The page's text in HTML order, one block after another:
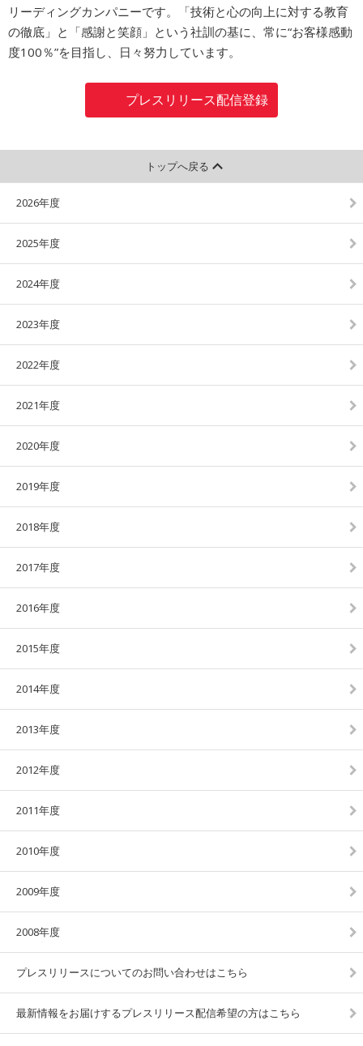
リーディングカンパニーです。「技術と心の向上に対する教育
の徹底」と「感謝と笑顔」という社訓の基に、常に“お客様感動
度100％”を目指し、日々努力しています。
プレスリリース配信登録
トップへ戻る
2026年度
2025年度
2024年度
2023年度
2022年度
2021年度
2020年度
2019年度
2018年度
2017年度
2016年度
2015年度
2014年度
2013年度
2012年度
2011年度
2010年度
2009年度
2008年度
プレスリリースについてのお問い合わせはこちら
最新情報をお届けするプレスリリース配信希望の方はこちら